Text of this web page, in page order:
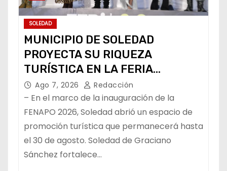
SOLEDAD
MUNICIPIO DE SOLEDAD
PROYECTA SU RIQUEZA
TURÍSTICA EN LA FERIA
NACIONAL POTOSINA
Ago 7, 2026 Redacción
– En el marco de la inauguración de la
FENAPO 2026, Soledad abrió un espacio de
promoción turística que permanecerá hasta
el 30 de agosto. Soledad de Graciano
Sánchez fortalece…